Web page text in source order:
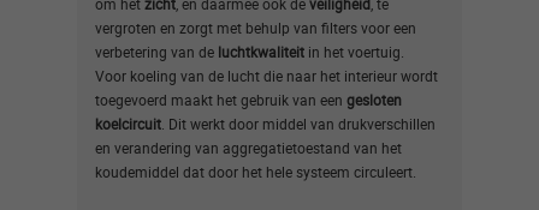
vergroten en zorgt met behulp van filters voor een
verbetering van de luchtkwaliteit in het voertuig.
Voor koeling van de lucht die naar het interieur wordt
toegevoerd maakt het gebruik van een gesloten
koelcircuit . Dit werkt door middel van drukverschillen
en verandering van aggregatietoestand van het
koudemiddel dat door het hele systeem circuleert.